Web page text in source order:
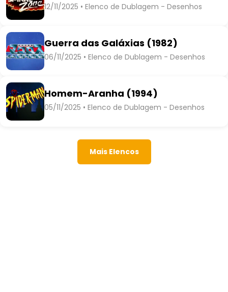
12/11/2025 • Elenco de Dublagem - Desenhos
Guerra das Galáxias (1982)
06/11/2025 • Elenco de Dublagem - Desenhos
Homem-Aranha (1994)
05/11/2025 • Elenco de Dublagem - Desenhos
Mais Elencos